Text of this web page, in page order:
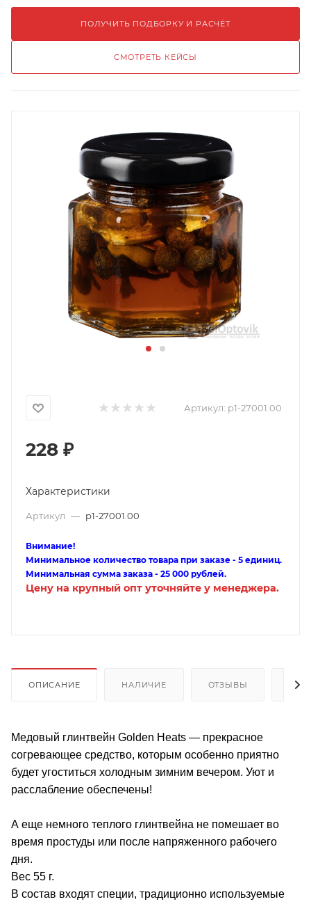
ПОЛУЧИТЬ ПОДБОРКУ И РАСЧЁТ
СМОТРЕТЬ КЕЙСЫ
Артикул: p1-27001.00
228 ₽
Характеристики
Артикул — p1-27001.00
Внимание!
Минимальное количество товара при заказе - 5 единиц.
Минимальная сумма заказа - 25 000 рублей.
Цену на крупный опт уточняйте у менеджера.
ОПИСАНИЕ НАЛИЧИЕ ОТЗЫВЫ
Медовый глинтвейн Golden Heats — прекрасное
согревающее средство, которым особенно приятно
будет угоститься холодным зимним вечером. Уют и
расслабление обеспечены!
А еще немного теплого глинтвейна не помешает во
время простуды или после напряженного рабочего
дня.
Вес 55 г.
В состав входят специи, традиционно используемые